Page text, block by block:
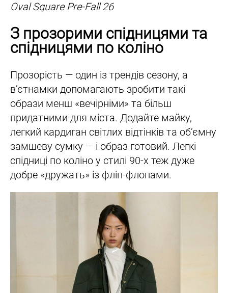
Oval Square Pre-Fall 26
З прозорими спідницями та
спідницями по коліно
Прозорість — один із трендів сезону, а
вʼєтнамки допомагають зробити такі
образи менш «вечірніми» та більш
придатними для міста. Додайте майку,
легкий кардиган світлих відтінків та обʼємну
замшеву сумку — і образ готовий. Легкі
спідниці по коліно у стилі 90-х теж дуже
добре «дружать» із фліп-флопами.